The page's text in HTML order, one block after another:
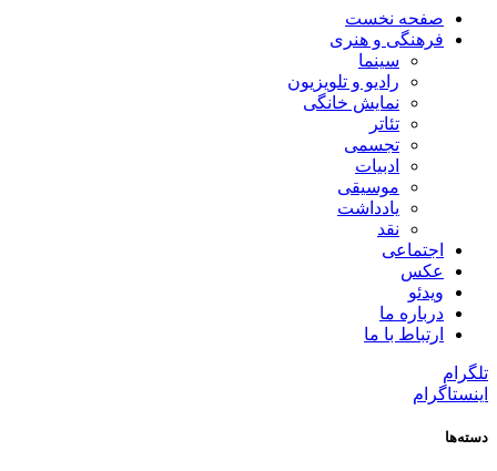
صفحه نخست
فرهنگی و هنری
سینما
رادیو و تلویزیون
نمایش خانگی
تئاتر
تجسمی
ادبیات
موسیقی
یادداشت
نقد
اجتماعی
عکس
ویدئو
درباره ما
ارتباط با ما
تلگرام
اینستاگرام
دسته‌ها